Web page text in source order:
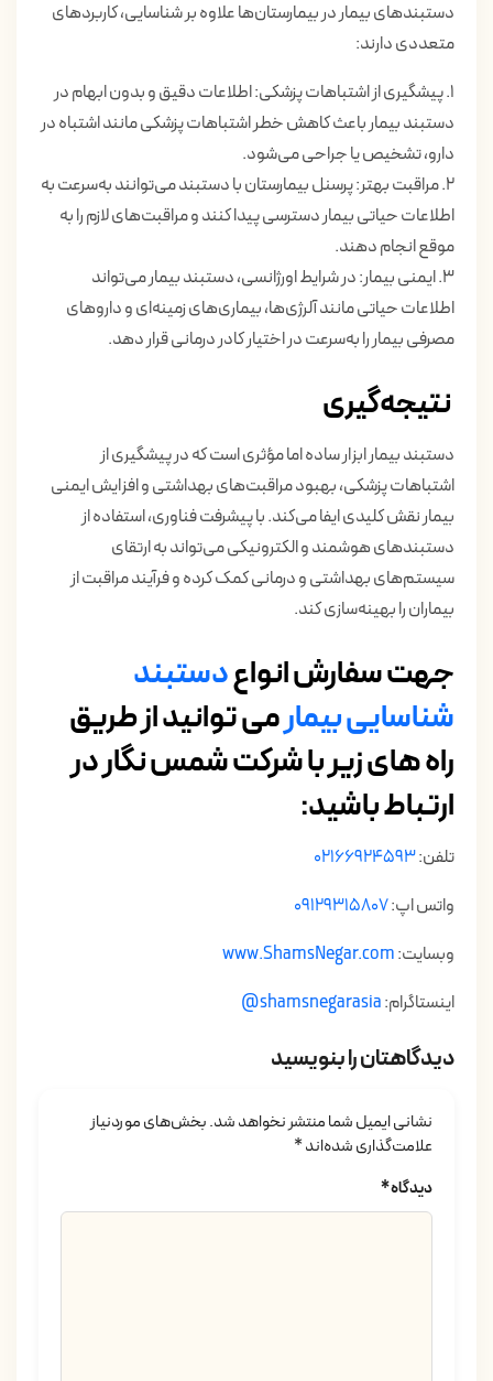
دستبندهای بیمار در بیمارستان‌ها علاوه بر شناسایی، کاربردهای
متعددی دارند:
1. پیشگیری از اشتباهات پزشکی: اطلاعات دقیق و بدون ابهام در
دستبند بیمار باعث کاهش خطر اشتباهات پزشکی مانند اشتباه در
دارو، تشخیص یا جراحی می‌شود.
2. مراقبت بهتر: پرسنل بیمارستان با دستبند می‌توانند به‌سرعت به
اطلاعات حیاتی بیمار دسترسی پیدا کنند و مراقبت‌های لازم را به
موقع انجام دهند.
3. ایمنی بیمار: در شرایط اورژانسی، دستبند بیمار می‌تواند
اطلاعات حیاتی مانند آلرژی‌ها، بیماری‌های زمینه‌ای و داروهای
مصرفی بیمار را به‌سرعت در اختیار کادر درمانی قرار دهد.
نتیجه‌گیری
دستبند بیمار ابزار ساده اما مؤثری است که در پیشگیری از
اشتباهات پزشکی، بهبود مراقبت‌های بهداشتی و افزایش ایمنی
بیمار نقش کلیدی ایفا می‌کند. با پیشرفت فناوری، استفاده از
دستبندهای هوشمند و الکترونیکی می‌تواند به ارتقای
سیستم‌های بهداشتی و درمانی کمک کرده و فرآیند مراقبت از
بیماران را بهینه‌سازی کند.
جهت سفارش انواعدستبند
شناسایی بیمارمی ­توانید از طریق
راه های زیر با شرکت شمس نگار در
ارتباط باشید:
تلفن:02166924593
واتس اپ:09129315807
وبسایت:www.ShamsNegar.com
اینستاگرام:shamsnegarasia
@
دیدگاهتان را بنویسید
نشانی ایمیل شما منتشر نخواهد شد.بخش‌های موردنیاز
علامت‌گذاری شده‌اند*
دیدگاه*